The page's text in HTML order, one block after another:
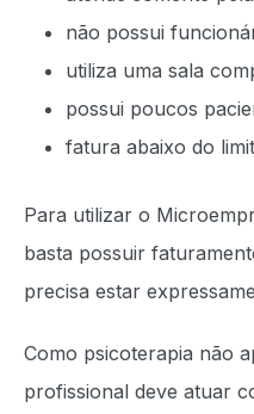
não possui
utiliza uma sala
possui poucos
fatura abaixo do
Para utilizar o
basta possuir
precisa estar
Como psicoterapia não
profissional deve atuar